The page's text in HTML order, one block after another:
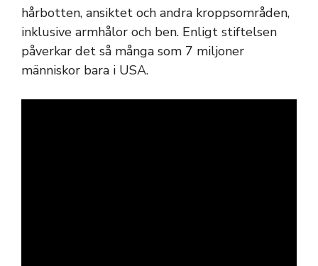
hårbotten, ansiktet och andra kroppsområden,
inklusive armhålor och ben. Enligt stiftelsen
påverkar det så många som 7 miljoner
människor bara i USA.